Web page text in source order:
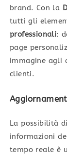
brand. Con la
tutti gli
professionali:
page
immagine agli
clienti.
La possibilità
informazioni
tempo reale è